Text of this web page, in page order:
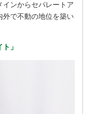
インからセパレートア
外で不動の地位を築い
」